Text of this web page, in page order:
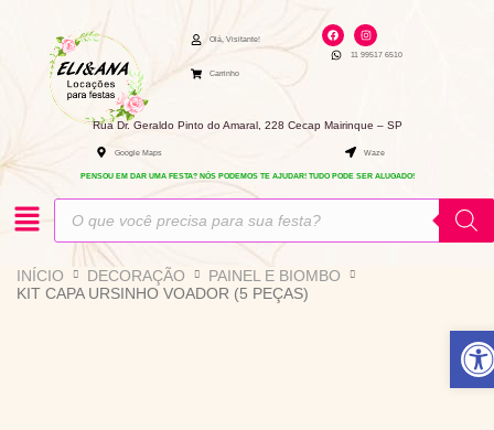
conteúdo
Olá, Visitante!
Carrinho
F
a
c
e
I
n
s
t
11 99517 6510
Rua Dr. Geraldo Pinto do Amaral, 228 Cecap Mairinque – SP
Google Maps Waze
PENSOU EM DAR UMA FESTA? NÓS PODEMOS TE AJUDAR! TUDO PODE SER ALUGADO!
produtos
INÍCIO DECORAÇÃO
PAINEL E BIOMBO
KIT CAPA URSINHO VOADOR (5 PEÇAS)